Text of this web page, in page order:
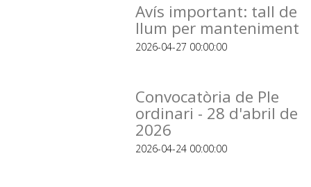
Avís important: tall de
llum per manteniment
2026-04-27 00:00:00
Convocatòria de Ple
ordinari - 28 d'abril de
2026
2026-04-24 00:00:00